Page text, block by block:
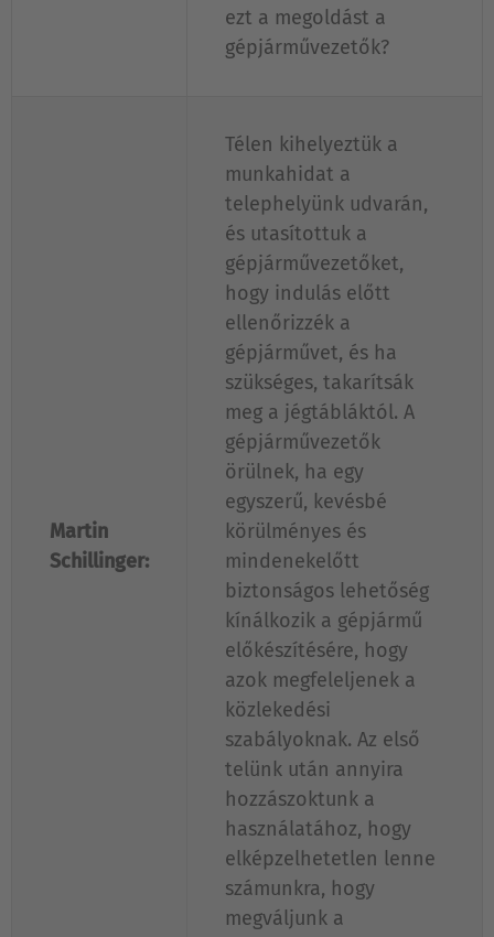
ezt a megoldást a
gépjárművezetők?
Martin
Schillinger:
Télen kihelyeztük a
munkahidat a
telephelyünk udvarán,
és utasítottuk a
gépjárművezetőket,
hogy indulás előtt
ellenőrizzék a
gépjárművet, és ha
szükséges, takarítsák
meg a jégtábláktól. A
gépjárművezetők
örülnek, ha egy
egyszerű, kevésbé
körülményes és
mindenekelőtt
biztonságos lehetőség
kínálkozik a gépjármű
előkészítésére, hogy
azok megfeleljenek a
közlekedési
szabályoknak. Az első
telünk után annyira
hozzászoktunk a
használatához, hogy
elképzelhetetlen lenne
számunkra, hogy
megváljunk a